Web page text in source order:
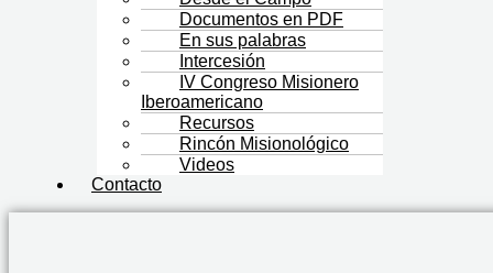
Documentos en PDF
En sus palabras
Intercesión
IV Congreso Misionero
Iberoamericano
Recursos
Rincón Misionológico
Videos
Contacto